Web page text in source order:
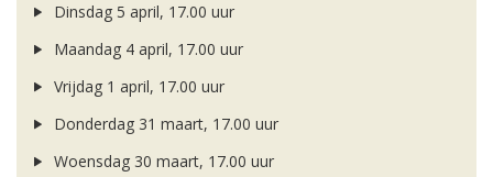
Dinsdag 5 april, 17.00 uur
Maandag 4 april, 17.00 uur
Vrijdag 1 april, 17.00 uur
Donderdag 31 maart, 17.00 uur
Woensdag 30 maart, 17.00 uur